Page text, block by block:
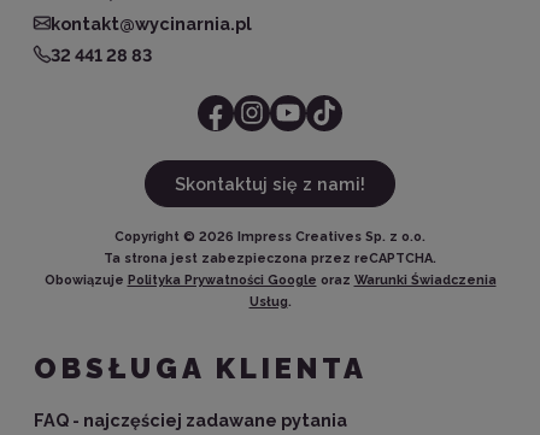
kontakt@wycinarnia.pl
32 441 28 83
Skontaktuj się z nami!
Copyright © 2026 Impress Creatives Sp. z o.o.
Ta strona jest zabezpieczona przez reCAPTCHA.
Obowiązuje Polityka Prywatności Google oraz Warunki Świadczenia
Usług.
OBSŁUGA KLIENTA
FAQ - najczęściej zadawane pytania